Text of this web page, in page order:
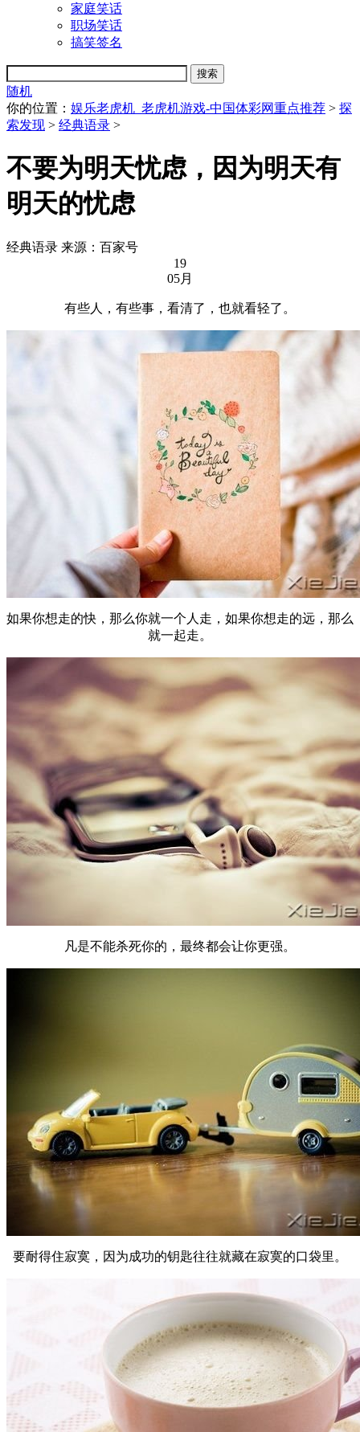
家庭笑话
职场笑话
搞笑签名
随机
你的位置： 娱乐老虎机_老虎机游戏-中国体彩网重点推荐 > 探
索发现 > 经典语录 >
不要为明天忧虑，因为明天有
明天的忧虑
经典语录 来源：百家号
19
05月
有些人，有些事，看清了，也就看轻了。
如果你想走的快，那么你就一个人走，如果你想走的远，那么
就一起走。
凡是不能杀死你的，最终都会让你更强。
要耐得住寂寞，因为成功的钥匙往往就藏在寂寞的口袋里。